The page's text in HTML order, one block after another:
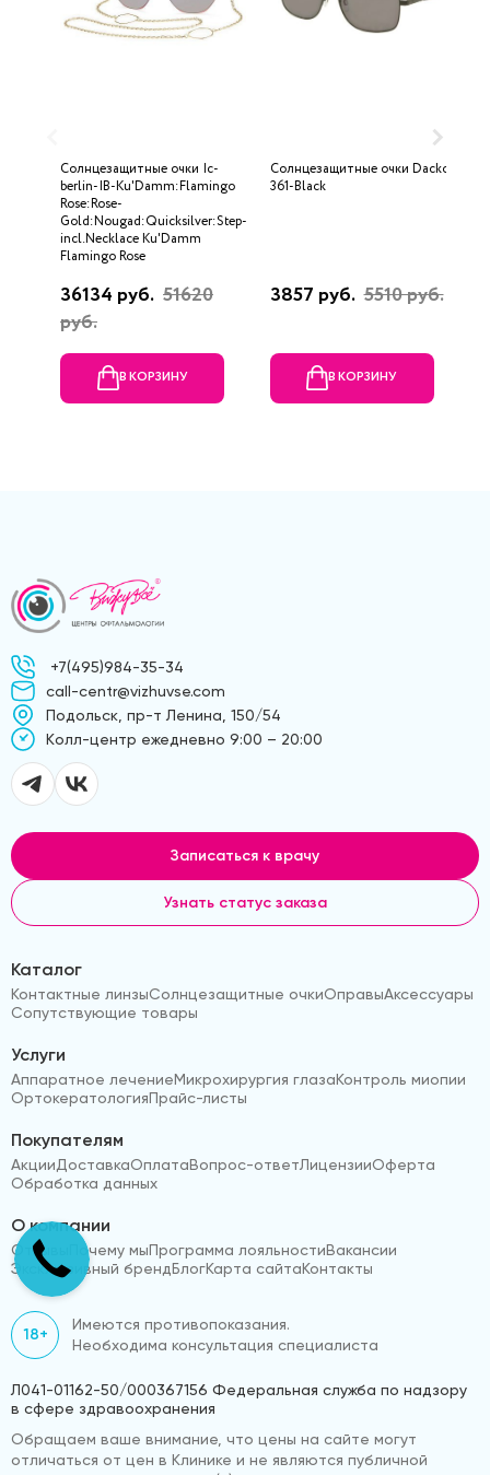
Солнцезащитные очки Ic-
berlin-IB-Ku'Damm:Flamingo
Rose:Rose-
Gold:Nougad:Quicksilver:Step-
incl.Necklace Ku'Damm
Flamingo Rose
36134 руб. 51620
руб.
В КОРЗИНУ
Солнцезащитные очки Dackor
361-Black
3857 руб. 5510 руб.
В КОРЗИНУ
+7(495)984-35-34
call-centr@vizhuvse.com
Подольск, пр-т Ленина, 150/54
Kолл-центр ежедневно 9:00 – 20:00
Записаться к врачу
Узнать статус заказа
Каталог
Контактные линзыСолнцезащитные очкиОправыАксессуары
Сопутствующие товары
Услуги
Аппаратное лечениеМикрохирургия глазаКонтроль миопии
ОртокератологияПрайс-листы
Покупателям
АкцииДоставкаОплатаВопрос-ответЛицензииОферта
Обработка данных
О компании
Отзывы Почему мыПрограмма лояльностиВакансии
Эксклюзивный брендБлогКарта сайтаКонтакты
18+
Имеются противопоказания.
Необходима консультация специалиста
Л041-01162-50/000367156 Федеральная служба по надзору
в сфере здравоохранения
Обращаем ваше внимание, что цены на сайте могут
отличаться от цен в Клинике и не являются публичной